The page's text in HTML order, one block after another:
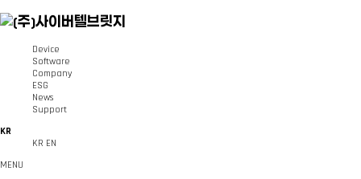
Device
Software
Company
ESG
News
Support
KR
KR EN
MENU